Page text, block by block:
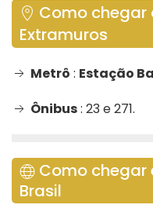
Como chegar
Extramuros
Metrô : Estação
Ônibus: 23 e 271.
Como chegar
Brasil